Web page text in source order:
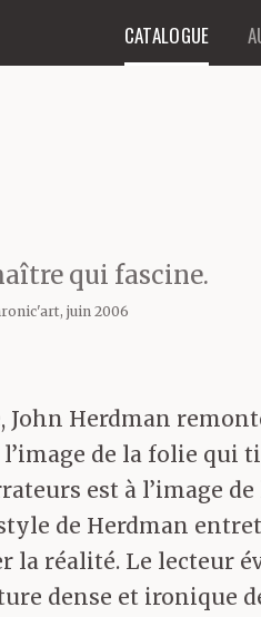
CATALOGUE
qui fascine.
juin 2006
John Herdman
de la folie qui
est à l’image
de Herdman
la réalité. Le lecteur
dense et ironique